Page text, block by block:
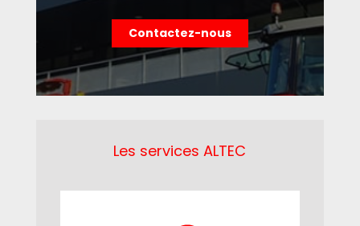
Contactez-nous
Les services ALTEC